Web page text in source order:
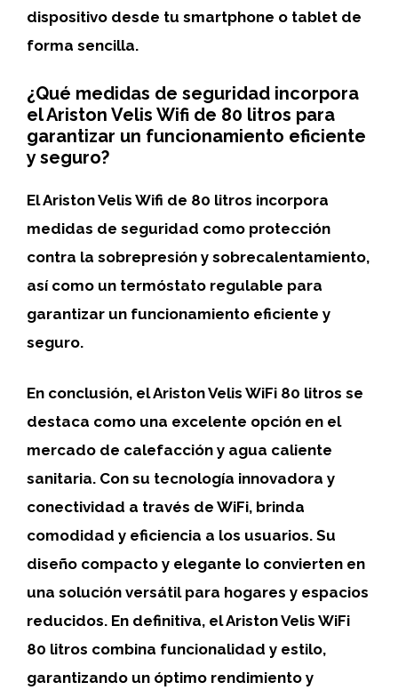
dispositivo desde tu smartphone o tablet de
forma sencilla.
¿Qué medidas de seguridad incorpora
el Ariston Velis Wifi de 80 litros para
garantizar un funcionamiento eficiente
y seguro?
El Ariston Velis Wifi de 80 litros incorpora
medidas de seguridad como protección
contra la sobrepresión y sobrecalentamiento,
así como un termóstato regulable para
garantizar un funcionamiento eficiente y
seguro.
En conclusión, elAriston Velis WiFi 80 litros se
destaca como una excelente opción en el
mercado de calefacción y agua caliente
sanitaria. Con su tecnología innovadora y
conectividad a través de WiFi, brinda
comodidad y eficiencia a los usuarios. Su
diseño compacto y elegante lo convierten en
una solución versátil para hogares y espacios
reducidos. En definitiva, elAriston Velis WiFi
80 litros combina funcionalidad y estilo,
garantizando un óptimo rendimiento y